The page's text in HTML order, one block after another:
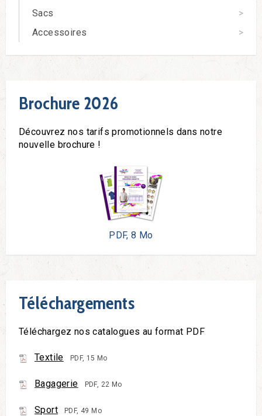
Sacs
Accessoires
Brochure 2026
Découvrez nos tarifs promotionnels dans notre
nouvelle brochure !
PDF, 8 Mo
Téléchargements
Téléchargez nos catalogues au format PDF
Textile PDF, 15 Mo
Bagagerie PDF, 22 Mo
Sport PDF, 49 Mo